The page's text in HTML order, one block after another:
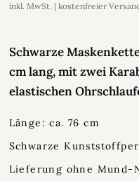
inkl. MwSt. | kostenfreier
Schwarze
cm lang, mit zwei
elastischen
Länge: ca. 76 cm
Schwarze
Lieferung ohne Mund-